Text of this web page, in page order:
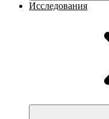
Исследования